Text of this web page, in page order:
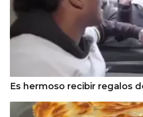
Es hermoso recibir regalos